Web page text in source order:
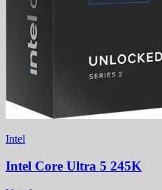
Intel
Intel Core Ultra 5 245K